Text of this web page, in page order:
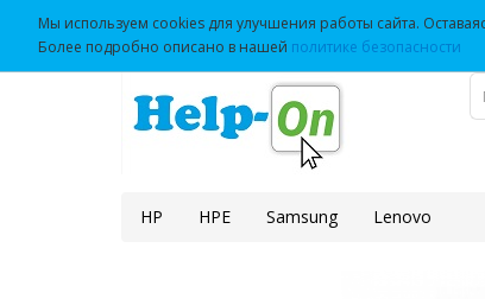
HP HPE Samsung Lenovo
Мы используем cookies для улучшения работы сайта.
Более подробно описано в нашей политике безопасности